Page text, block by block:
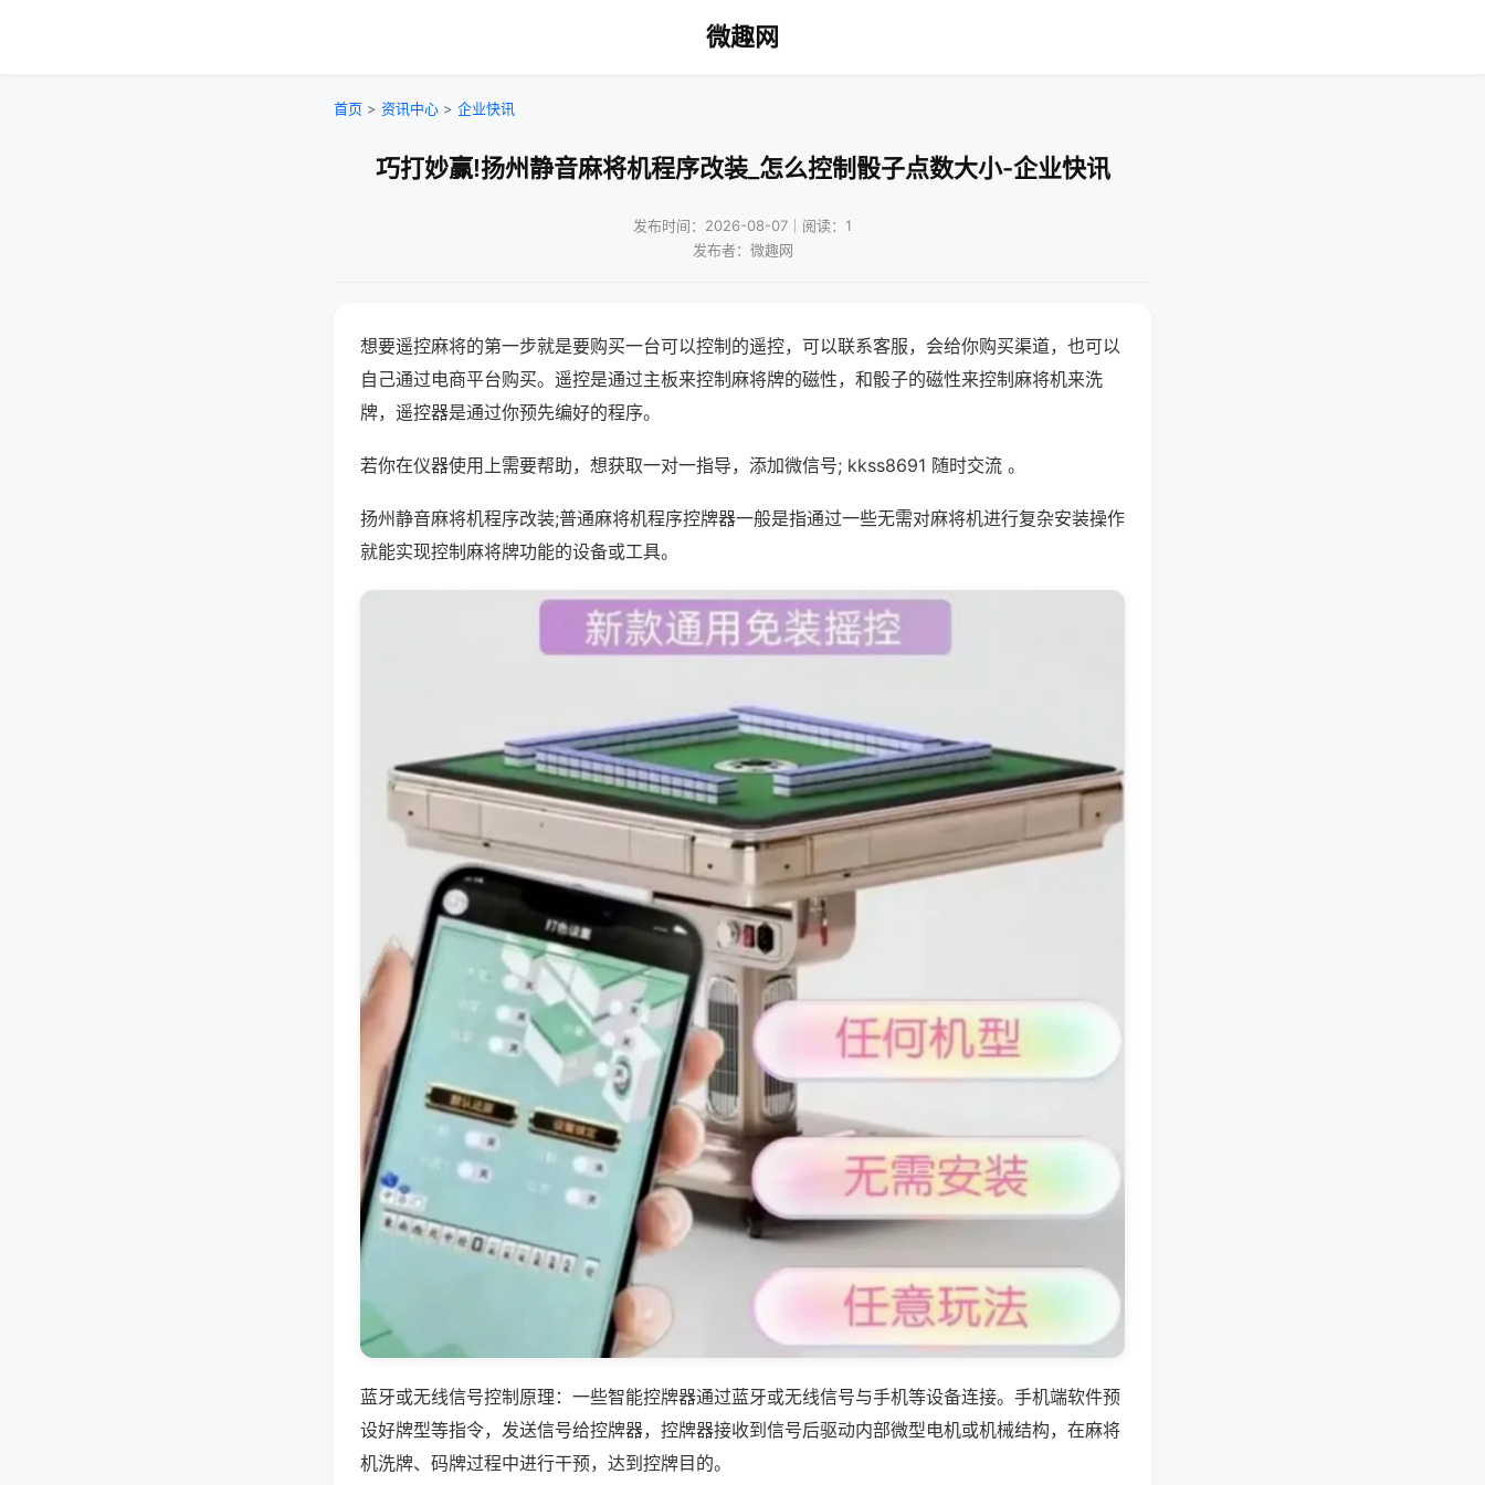
微趣网
首页 > 资讯中心 > 企业快讯
巧打妙赢!扬州静音麻将机程序改装_怎么控制骰子点数大小-企业快讯
发布时间：2026-08-07｜阅读：1
发布者：微趣网
想要遥控麻将的第一步就是要购买一台可以控制的遥控，可以联系客服，会给你购买渠道，也可以
自己通过电商平台购买。遥控是通过主板来控制麻将牌的磁性，和骰子的磁性来控制麻将机来洗
牌，遥控器是通过你预先编好的程序。
若你在仪器使用上需要帮助，想获取一对一指导，添加微信号; kkss8691 随时交流 。
扬州静音麻将机程序改装;普通麻将机程序控牌器一般是指通过一些无需对麻将机进行复杂安装操作
就能实现控制麻将牌功能的设备或工具。
蓝牙或无线信号控制原理：一些智能控牌器通过蓝牙或无线信号与手机等设备连接。手机端软件预
设好牌型等指令，发送信号给控牌器，控牌器接收到信号后驱动内部微型电机或机械结构，在麻将
机洗牌、码牌过程中进行干预，达到控牌目的。